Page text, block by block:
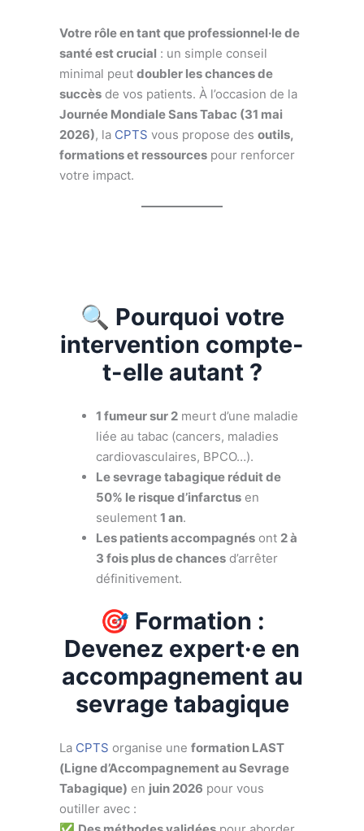
Votre rôle en tant que professionnel·le de
santé est crucial : un simple conseil
minimal peut doubler les chances de
succèsde vos patients. À l’occasion de la
Journée Mondiale Sans Tabac (31 mai
2026), la CPTS vous propose des outils,
formations et ressourcespour renforcer
votre impact.
🔍 Pourquoi votre
intervention compte-
t-elle autant ?
1 fumeur sur 2meurt d’une maladie
liée au tabac (cancers, maladies
cardiovasculaires, BPCO…).
Le sevrage tabagique réduit de
50% le risque d’infarctusen
seulement 1 an.
Les patients accompagnésont 2 à
3 fois plus de chancesd’arrêter
définitivement.
🎯 Formation :
Devenez expert·e en
accompagnement au
sevrage tabagique
La CPTS organise une formation LAST
(Ligne d’Accompagnement au Sevrage
Tabagique) en juin 2026 pour vous
outiller avec :